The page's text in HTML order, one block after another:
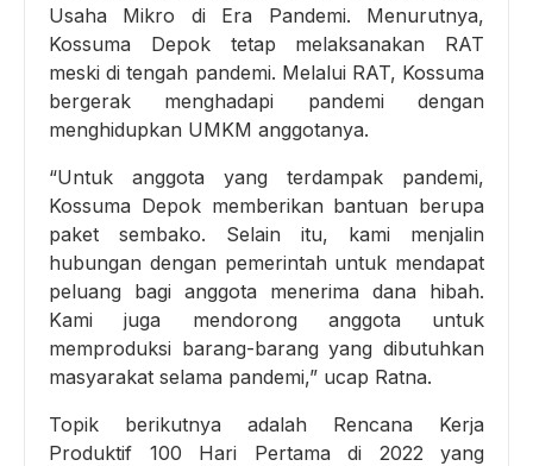
Usaha Mikro di Era Pandemi. Menurutnya,
Kossuma Depok tetap melaksanakan RAT
meski di tengah pandemi. Melalui RAT, Kossuma
bergerak menghadapi pandemi dengan
menghidupkan UMKM anggotanya.
“Untuk anggota yang terdampak pandemi,
Kossuma Depok memberikan bantuan berupa
paket sembako. Selain itu, kami menjalin
hubungan dengan pemerintah untuk mendapat
peluang bagi anggota menerima dana hibah.
Kami juga mendorong anggota untuk
memproduksi barang-barang yang dibutuhkan
masyarakat selama pandemi,” ucap Ratna.
Topik berikutnya adalah Rencana Kerja
Produktif 100 Hari Pertama di 2022 yang